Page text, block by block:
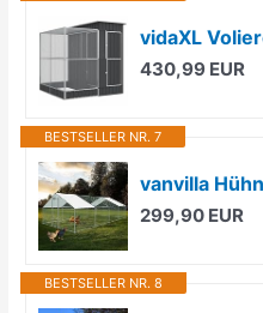
430,99 EUR
BESTSELLER NR. 7
299,90 EUR
BESTSELLER NR. 8